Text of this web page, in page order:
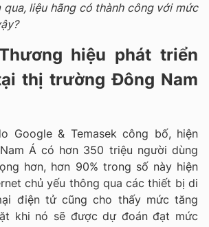
qua, liệu hãng có thành công với mức
hiệu phát triển
thị trường Đông Nam
Google & Temasek công bố, hiện
Á có hơn 350 triệu người dùng
hơn, hơn 90% trong số này hiện
chủ yếu thông qua các thiết bị di
điện tử cũng cho thấy mức tăng
khi nó sẽ được dự đoán đạt mức